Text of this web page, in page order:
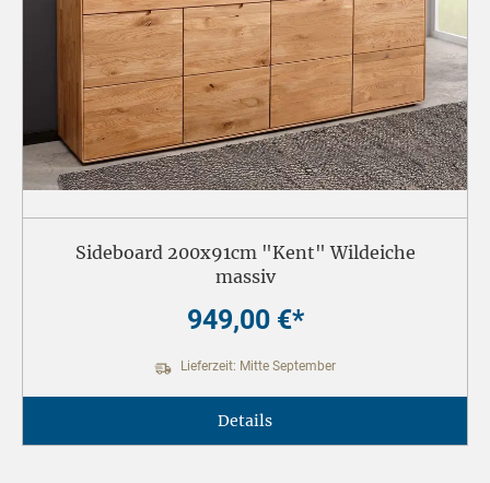
Sideboard 200x91cm "Kent" Wildeiche
massiv
949,00 €*
Lieferzeit: Mitte September
Details